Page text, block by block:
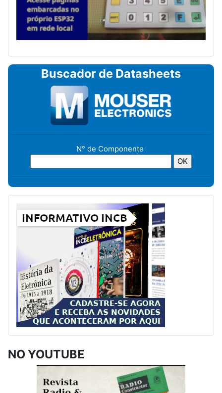
Buscador de Datasheets
N° de Componente
NO YOUTUBE